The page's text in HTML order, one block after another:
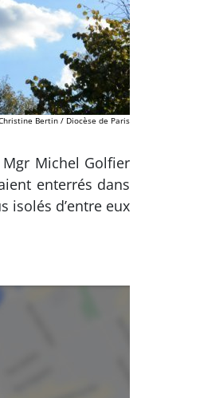
Bertin / Diocèse de Paris
Michel Golfier
enterrés dans
isolés d’entre eux